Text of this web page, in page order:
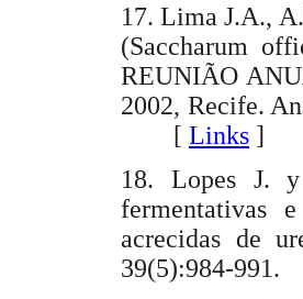
17. Lima J.A.,
(Saccharum
REUNIÃO
2002, Recife.
[ Links ]
18. Lopes J. y
fermentativas
acrecidas de
39(5):984-